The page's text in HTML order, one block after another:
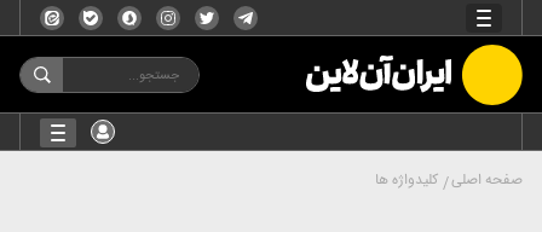
صفحه اصلی کلیدواژه ها